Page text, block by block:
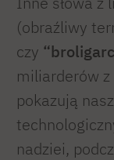
(obraźliwy
czy
miliarderów
pokazują
nadziei,